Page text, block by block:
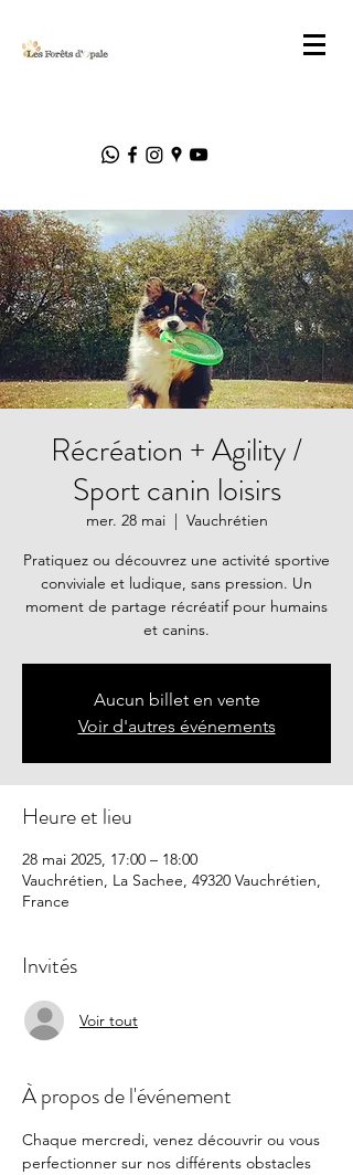
Récréation + Agility /
Sport canin loisirs
mer. 28 mai
  |
Vauchrétien
Pratiquez ou découvrez une activité sportive
conviviale et ludique, sans pression. Un
moment de partage récréatif pour humains
et canins.
Aucun billet en vente
Voir d'autres événements
Heure et lieu
28 mai 2025, 17:00 – 18:00
Vauchrétien, La Sachee, 49320 Vauchrétien,
France
Invités
Voir tout
À propos de l'événement
Chaque mercredi, venez découvrir ou vous
perfectionner sur nos différents obstacles